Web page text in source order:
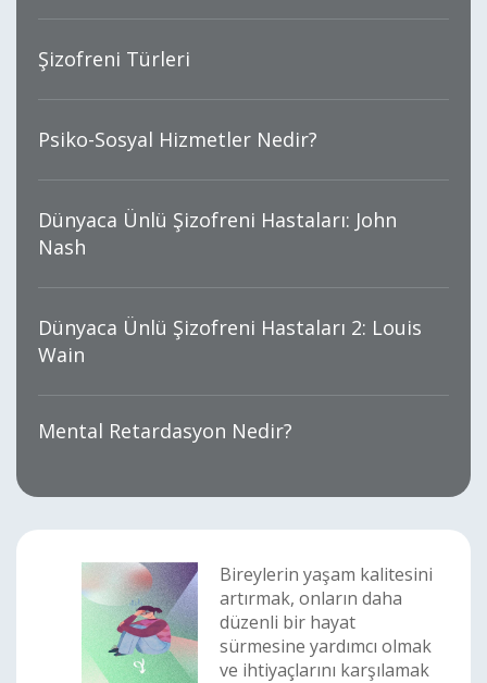
Şizofreni Türleri
Psiko-Sosyal Hizmetler Nedir?
Dünyaca Ünlü Şizofreni Hastaları: John
Nash
Dünyaca Ünlü Şizofreni Hastaları 2: Louis
Wain
Mental Retardasyon Nedir?
Bireylerin yaşam kalitesini
artırmak, onların daha
düzenli bir hayat
sürmesine yardımcı olmak
ve ihtiyaçlarını karşılamak